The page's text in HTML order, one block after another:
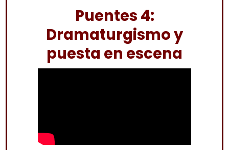
Puentes 4:
Dramaturgismo y
puesta en escena